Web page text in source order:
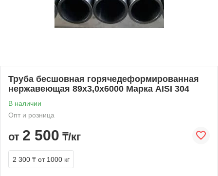
Труба бесшовная горячедеформированная
нержавеющая 89х3,0х6000 Марка AISI 304
В наличии
Опт и розница
от 2 500 ₸/кг
2 300 ₸ от 1000 кг